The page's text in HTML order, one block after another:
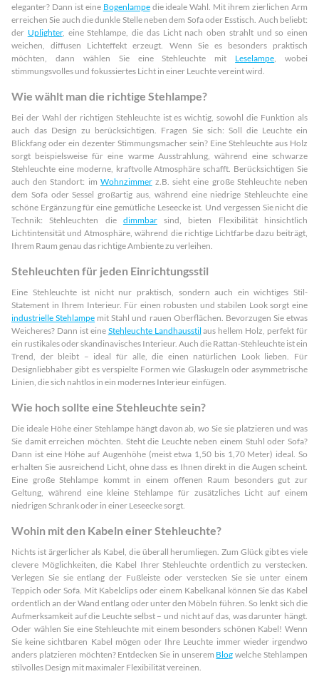
eleganter? Dann ist eine Bogenlampedie ideale Wahl. Mit ihrem zierlichen Arm
erreichen Sie auch die dunkle Stelle neben dem Sofa oder Esstisch. Auch beliebt:
der Uplighter, eine Stehlampe, die das Licht nach oben strahlt und so einen
weichen, diffusen Lichteffekt erzeugt. Wenn Sie es besonders praktisch
möchten, dann wählen Sie eine Stehleuchte mit Leselampe , wobei
stimmungsvolles und fokussiertes Licht in einer Leuchte vereint wird.
Wie wählt man die richtige Stehlampe?
Bei der Wahl der richtigen Stehleuchte ist es wichtig, sowohl die Funktion als
auch das Design zu berücksichtigen. Fragen Sie sich: Soll die Leuchte ein
Blickfang oder ein dezenter Stimmungsmacher sein? Eine Stehleuchte aus Holz
sorgt beispielsweise für eine warme Ausstrahlung, während eine schwarze
Stehleuchte eine moderne, kraftvolle Atmosphäre schafft. Berücksichtigen Sie
auch den Standort: im Wohnzimmerz.B. sieht eine große Stehleuchte neben
dem Sofa oder Sessel großartig aus, während eine niedrige Stehleuchte eine
schöne Ergänzung für eine gemütliche Leseecke ist. Und vergessen Sie nicht die
Technik: Stehleuchten die dimmbarsind, bieten Flexibilität hinsichtlich
Lichtintensität und Atmosphäre, während die richtige Lichtfarbe dazu beiträgt,
Ihrem Raum genau das richtige Ambiente zu verleihen.
Stehleuchten für jeden Einrichtungsstil
Eine Stehleuchte ist nicht nur praktisch, sondern auch ein wichtiges Stil-
Statement in Ihrem Interieur. Für einen robusten und stabilen Look sorgt eine
industrielle Stehlampe mit Stahl und rauen Oberflächen. Bevorzugen Sie etwas
Weicheres? Dann ist eine Stehleuchte Landhausstil aus hellem Holz, perfekt für
ein rustikales oder skandinavisches Interieur. Auch die Rattan-Stehleuchte ist ein
Trend, der bleibt – ideal für alle, die einen natürlichen Look lieben. Für
Designliebhaber gibt es verspielte Formen wie Glaskugeln oder asymmetrische
Linien, die sich nahtlos in ein modernes Interieur einfügen.
Wie hoch sollte eine Stehleuchte sein?
Die ideale Höhe einer Stehlampe hängt davon ab, wo Sie sie platzieren und was
Sie damit erreichen möchten. Steht die Leuchte neben einem Stuhl oder Sofa?
Dann ist eine Höhe auf Augenhöhe (meist etwa 1,50 bis 1,70 Meter) ideal. So
erhalten Sie ausreichend Licht, ohne dass es Ihnen direkt in die Augen scheint.
Eine große Stehlampe kommt in einem offenen Raum besonders gut zur
Geltung, während eine kleine Stehlampe für zusätzliches Licht auf einem
niedrigen Schrank oder in einer Leseecke sorgt.
Wohin mit den Kabeln einer Stehleuchte?
Nichts ist ärgerlicher als Kabel, die überall herumliegen. Zum Glück gibt es viele
clevere Möglichkeiten, die Kabel Ihrer Stehleuchte ordentlich zu verstecken.
Verlegen Sie sie entlang der Fußleiste oder verstecken Sie sie unter einem
Teppich oder Sofa. Mit Kabelclips oder einem Kabelkanal können Sie das Kabel
ordentlich an der Wand entlang oder unter den Möbeln führen. So lenkt sich die
Aufmerksamkeit auf die Leuchte selbst – und nicht auf das, was darunter hängt.
Oder wählen Sie eine Stehleuchte mit einem besonders schönen Kabel! Wenn
Sie keine sichtbaren Kabel mögen oder Ihre Leuchte immer wieder irgendwo
anders platzieren möchten? Entdecken Sie in unserem Blog welche Stehlampen
stilvolles Design mit maximaler Flexibilität vereinen.